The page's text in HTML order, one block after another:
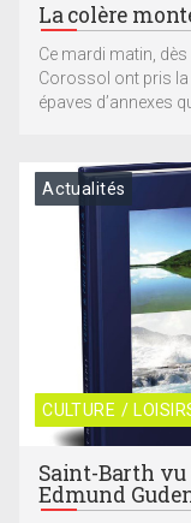
La colère
Ce mardi matin,
Corossol ont pris la
épaves d’annexes
CULTURE /
Actualités
Saint-Barth vu
Edmund